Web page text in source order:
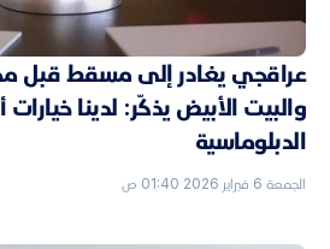
عراقجي يغادر إلى مسقط قبل
والبيت الأبيض يذكّر: لدينا خيارات
الدبلوماسية
الجمعة 6 فبراير 2026 01:40 ص